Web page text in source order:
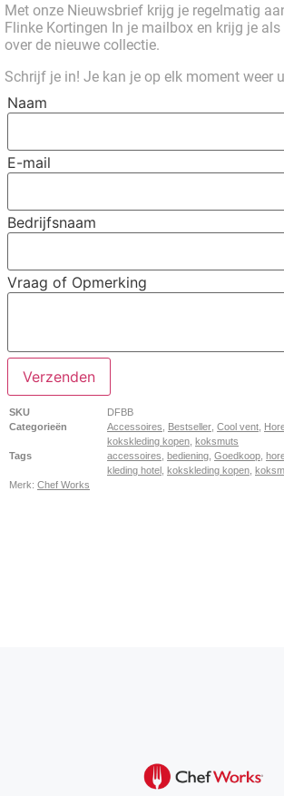
Met onze Nieuwsbrief krijg je regelmatig
Flinke Kortingen In je mailbox en krijg je
over de nieuwe collectie.
Schrijf je in! Je kan je op elk moment weer
Naam
E-mail
Bedrijfsnaam
Vraag of Opmerking
Verzenden
SKU
DFBB
Categorieën
Accessoires Bestseller Cool vent
kokskleding kopen koksmuts
Tags
accessoires bediening Goedkoop
kleding hotel kokskleding kopen
Merk: Chef Works